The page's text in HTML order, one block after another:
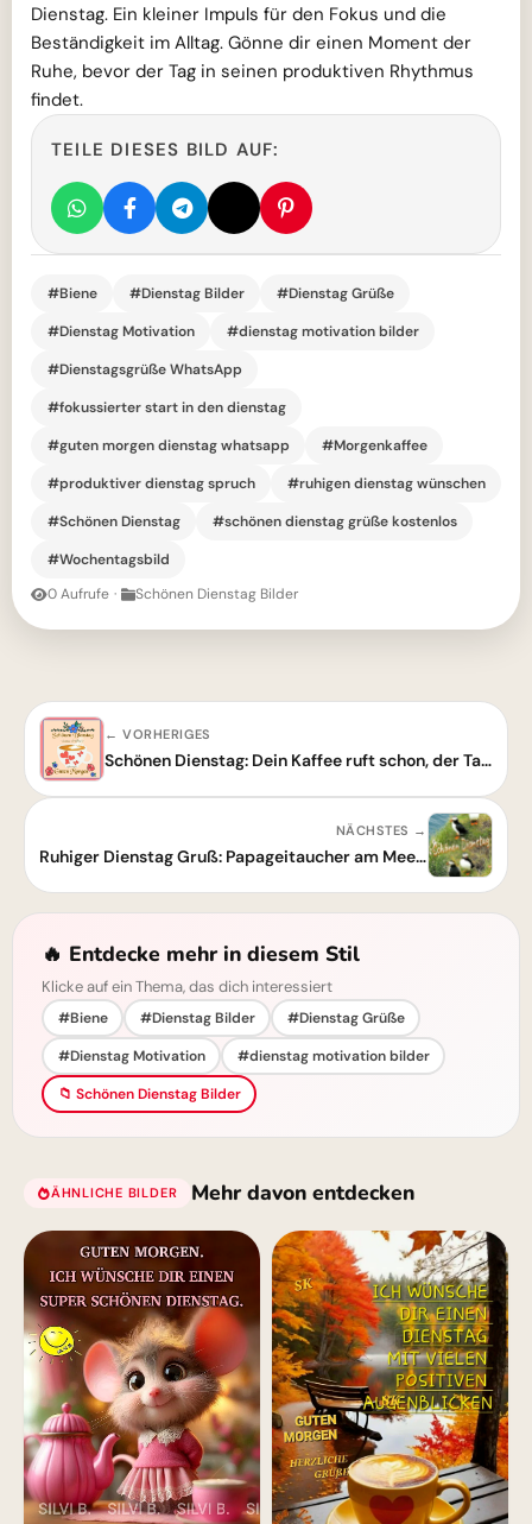
Dienstag. Ein kleiner Impuls für den Fokus und die
Beständigkeit im Alltag. Gönne dir einen Moment der
Ruhe, bevor der Tag in seinen produktiven Rhythmus
findet.
TEILE DIESES BILD AUF:
#Biene #Dienstag Bilder
#Dienstag Grüße
#Dienstag Motivation
#dienstag motivation bilder
#Dienstagsgrüße WhatsApp
#fokussierter start in den dienstag
#guten morgen dienstag whatsapp
#Morgenkaffee
#produktiver dienstag spruch
#ruhigen dienstag wünschen
#Schönen Dienstag
#schönen dienstag grüße kostenlos
#Wochentagsbild
0 Aufrufe · Schönen Dienstag Bilder
← VORHERIGES
Schönen Dienstag: Dein Kaffee ruft schon, der Tag will produktiv starten!
NÄCHSTES →
Ruhiger Dienstag Gruß: Papageitaucher am Meer für Fokus & Produktivität
🔥 Entdecke mehr in diesem Stil
Klicke auf ein Thema, das dich interessiert
#Biene #Dienstag Bilder
#Dienstag Grüße
#Dienstag Motivation
#dienstag motivation bilder
📁 Schönen Dienstag Bilder
ÄHNLICHE BILDER Mehr davon entdecken